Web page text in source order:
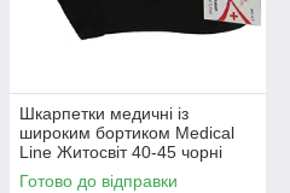
Шкарпетки медичні із
широким бортиком Medical
Line Житосвіт 40-45 чорні
Готово до відправки